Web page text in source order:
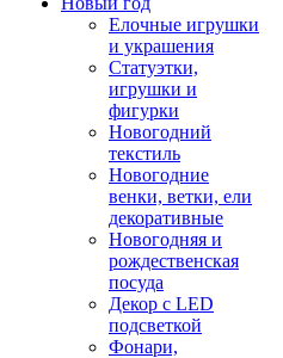
Елочные игрушки
и украшения
Статуэтки,
игрушки и
фигурки
Новогодний
текстиль
Новогодние
венки, ветки, ели
декоративные
Новогодняя и
рождественская
посуда
Декор с LED
подсветкой
Фонари,